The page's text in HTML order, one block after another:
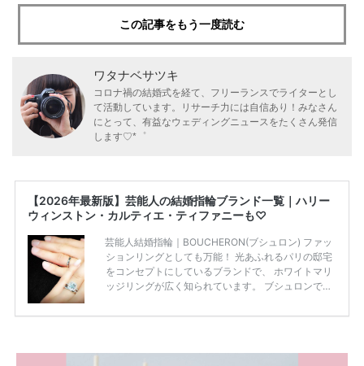
この記事をもう一度読む
ワタナベサツキ
コロナ禍の結婚式を経て、フリーランスでライターとし
て活動しています。リサーチ力には自信あり！みなさん
にとって、有益なウェディングニュースをたくさん発信
します♡*゜
【2026年最新版】芸能人の結婚指輪ブランド一覧｜ハリー
ウィンストン・カルティエ・ティファニーも♡
芸能人結婚指輪｜BOUCHERON(ブシュロン) ファッ
ションリングとしても万能！ 光あふれるパリの邸宅
をコンセプトにしているブランドで、 ホワイトマリ
ッジリングが広く知られています。 ブシュロンで特
ング」は、 小栗さんと山田さんが結婚指輪に選ばれ